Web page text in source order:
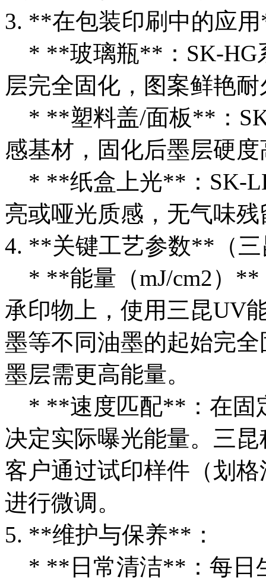
3. **在包装印刷中的应
* **玻璃瓶**：SK-HG
层完全固化，图案鲜艳耐
* **塑料盖/面板**：
感基材，固化后墨层硬
* **纸盒上光**：SK-
亮或哑光质感，无气味残
4. **关键工艺参数**（
* **能量（mJ/cm2）**
承印物上，使用三昆UV
墨等不同油墨的起始完
墨层需更高能量。
* **速度匹配**：在固
决定实际曝光能量。三
客户通过试印样件（划
进行微调。
5. **维护与保养**：
* **日常清洁**：每日